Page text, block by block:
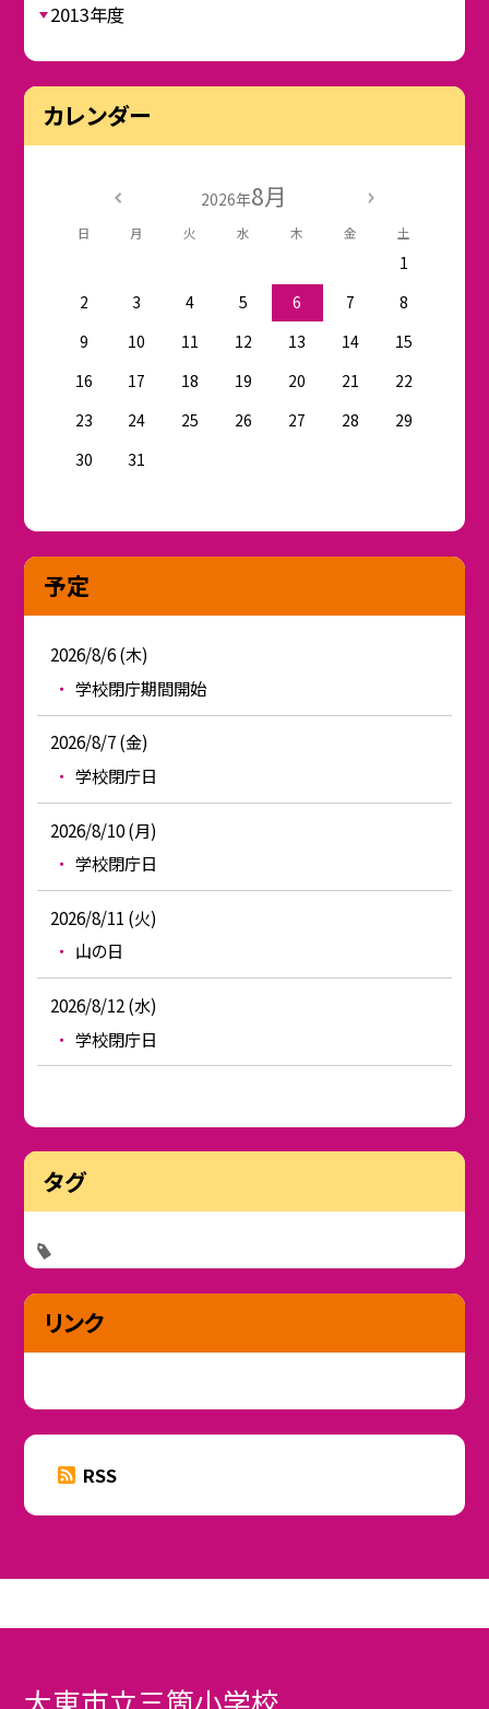
2013年度
カレンダー
2026年8月
日 月 火 水 木 金 土
1
2
3 4 5 6 7
8
9
10 11 12 13 14
15
16
17 18 19 20 21
22
23
24 25 26 27 28
29
30
31
予定
2026/8/6 (木)
学校閉庁期間開始
2026/8/7 (金)
学校閉庁日
2026/8/10 (月)
学校閉庁日
2026/8/11 (火)
山の日
2026/8/12 (水)
学校閉庁日
タグ
リンク
RSS